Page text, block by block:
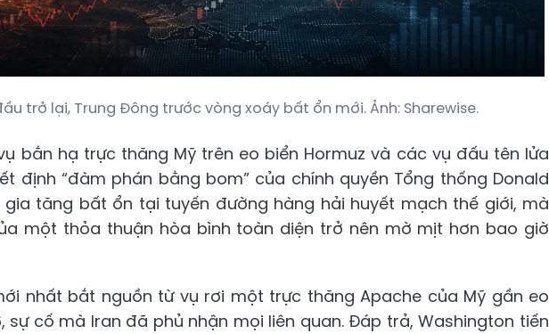
trở lại, Trung Đông trước vòng xoáy bất ổn mới. Ảnh: Sharewise.
bắn hạ trực thăng Mỹ trên eo biển Hormuz và các vụ đấu tên lửa
định “đàm phán bằng bom” của chính quyền Tổng thống Donald
gia tăng bất ổn tại tuyến đường hàng hải huyết mạch thế giới, mà
một thỏa thuận hòa bình toàn diện trở nên mờ mịt hơn bao giờ
nhất bắt nguồn từ vụ rơi một trực thăng Apache của Mỹ gần eo
sự cố mà Iran đã phủ nhận mọi liên quan. Đáp trả, Washington tiến